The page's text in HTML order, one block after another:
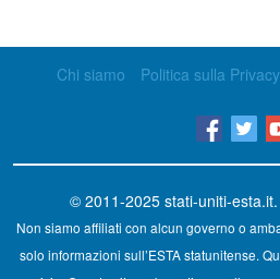
Chi siamo Politica sulla Privacy
© 2011-2025 stati-uniti-esta.it
Non siamo affiliati con alcun governo o
solo informazioni sull’ESTA statunitense.